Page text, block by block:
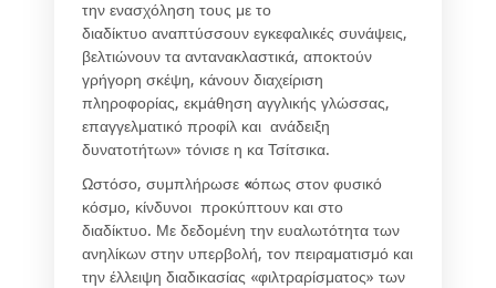
την ενασχόληση τους με το
διαδίκτυο αναπτύσσουν εγκεφαλικές συνάψεις,
βελτιώνουν τα αντανακλαστικά, αποκτούν
γρήγορη σκέψη, κάνουν διαχείριση
πληροφορίας, εκμάθηση αγγλικής γλώσσας,
επαγγελματικό προφίλ και ανάδειξη
δυνατοτήτων» τόνισε η κα Τσίτσικα.
Ωστόσο, συμπλήρωσε «όπως στον φυσικό
κόσμο, κίνδυνοι προκύπτουν και στο
διαδίκτυο. Με δεδομένη την ευαλωτότητα των
ανηλίκων στην υπερβολή, τον πειραματισμό και
την έλλειψη διαδικασίας «φιλτραρίσματος» των